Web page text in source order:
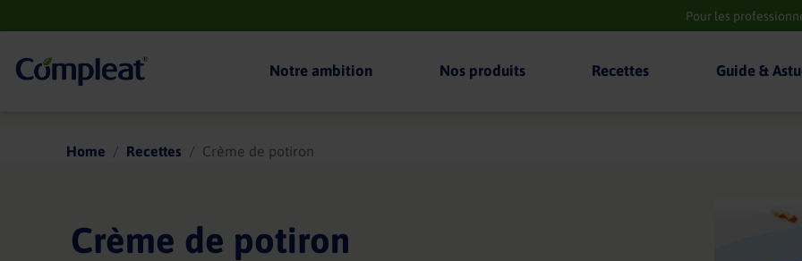
navigation
Pour les
Compleat
Notre ambition Nos produits Recettes Guide &
Home Recettes Crème de potiron
Crème de potiron